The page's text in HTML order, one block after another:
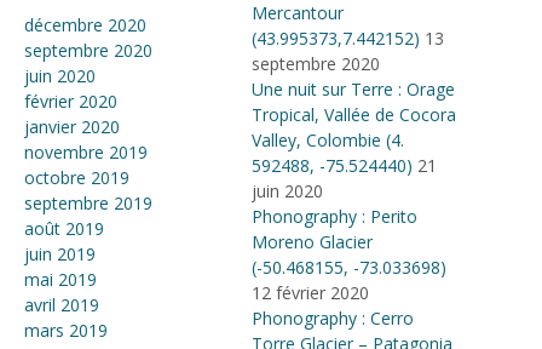
décembre 2020
septembre 2020
juin 2020
février 2020
janvier 2020
novembre 2019
octobre 2019
septembre 2019
août 2019
juin 2019
mai 2019
avril 2019
mars 2019
Mercantour
(43.995373,7.442152) 13
septembre 2020
Une nuit sur Terre : Orage
Tropical, Vallée de Cocora
Valley, Colombie (4​.​
592488, -75​.​524440) 21
juin 2020
Phonography : Perito
Moreno Glacier
(-50.468155, -73.033698)
12 février 2020
Phonography : Cerro
Torre Glacier – Patagonia